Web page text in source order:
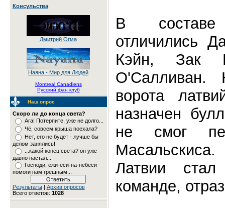
Консульства
Дмитрий Огма
Наяна - Мир для Людей
Montreal Canadiens
Русский фан клуб
Наш опрос
Скоро ли до конца света?
Ага! Потерпите, уже не долго...
Чё, совсем крыша поехала?
Нет, его не будет - лучше бы
делом занялись!
...какой конец света? он уже
давно настал...
Господи, ежи-еси-на-небеси
помоги нам грешным...
Результаты| Архив опросов
Всего ответов: 1028
В
отличились
Кэйн, Зак
ворота
назначен
не смог
Латвии
команде,